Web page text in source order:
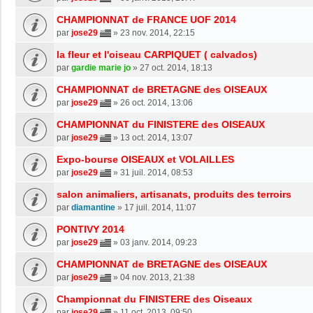
CHAMPIONNAT de FRANCE UOF 2014
par jose29 » 23 nov. 2014, 22:15
la fleur et l'oiseau CARPIQUET ( calvados)
par gardie marie jo » 27 oct. 2014, 18:13
CHAMPIONNAT de BRETAGNE des OISEAUX
par jose29 » 26 oct. 2014, 13:06
CHAMPIONNAT du FINISTERE des OISEAUX
par jose29 » 13 oct. 2014, 13:07
Expo-bourse OISEAUX et VOLAILLES
par jose29 » 31 juil. 2014, 08:53
salon animaliers, artisanats, produits des terroirs
par diamantine » 17 juil. 2014, 11:07
PONTIVY 2014
par jose29 » 03 janv. 2014, 09:23
CHAMPIONNAT de BRETAGNE des OISEAUX
par jose29 » 04 nov. 2013, 21:38
Championnat du FINISTERE des Oiseaux